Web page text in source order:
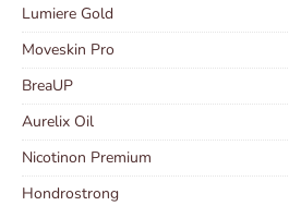
Lumiere Gold
Moveskin Pro
BreaUP
Aurelix Oil
Nicotinon Premium
Hondrostrong